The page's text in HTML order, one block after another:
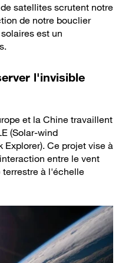
satellites scrutent notre
de notre bouclier
est un
l'invisible
et la Chine travaillent
(Solar-wind
Ce projet vise à
entre le vent
à l'échelle